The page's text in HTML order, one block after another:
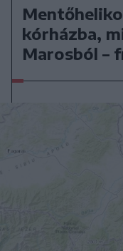
kórházba,
Marosból –